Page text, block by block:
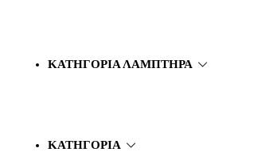
ΚΑΤΗΓΟΡΊΑ ΛΑΜΠΤΉΡΑ
ΚΑΤΗΓΟΡΊΑ